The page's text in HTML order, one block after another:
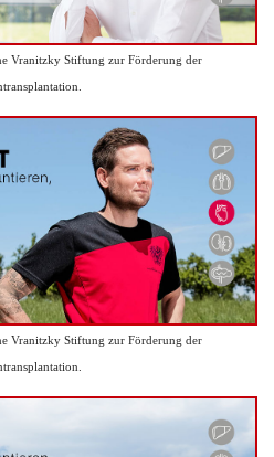
Vranitzky Stiftung zur Förderung der
Vranitzky Stiftung zur Förderung der